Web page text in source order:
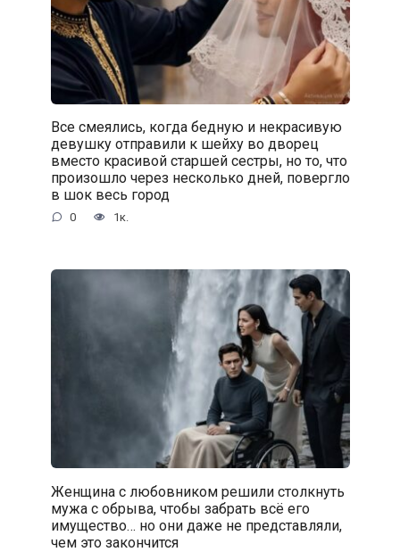
Все смеялись, когда бедную и некрасивую
девушку отправили к шейху во дворец
вместо красивой старшей сестры, но то, что
произошло через несколько дней, повергло
в шок весь город
0 1к.
Женщина с любовником решили столкнуть
мужа с обрыва, чтобы забрать всё его
имущество… но они даже не представляли,
чем это закончится